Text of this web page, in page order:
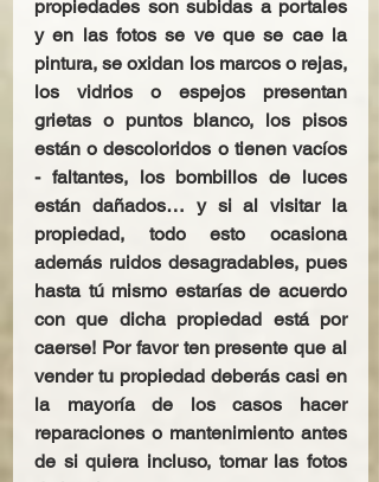
propiedades son subidas a portales
y en las fotos se ve que se cae la
pintura, se oxidan los marcos o rejas,
los vidrios o espejos presentan
grietas o puntos blanco, los pisos
están o descoloridos o tienen vacíos
- faltantes, los bombillos de luces
están dañados… y si al visitar la
propiedad, todo esto ocasiona
además ruidos desagradables, pues
hasta tú mismo estarías de acuerdo
con que dicha propiedad está por
caerse! Por favor ten presente que al
vender tu propiedad deberás casi en
la mayoría de los casos hacer
reparaciones o mantenimiento antes
de si quiera incluso, tomar las fotos